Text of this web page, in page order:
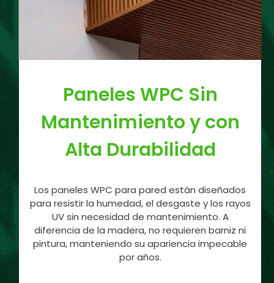
Paneles WPC Sin
Mantenimiento y con
Alta Durabilidad
Los paneles WPC para pared están diseñados
para resistir la humedad, el desgaste y los rayos
UV sin necesidad de mantenimiento. A
diferencia de la madera, no requieren barniz ni
pintura, manteniendo su apariencia impecable
por años.